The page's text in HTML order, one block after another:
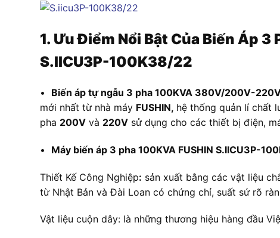
1. Ưu Điểm Nổi Bật Của Biến Áp 3
S.IICU3P-100K38/22
• Biến áp tự ngẫu 3 pha 100KVA 380V/200V-
mới nhất từ nhà máy FUSHIN, hệ thống quản lí chất
pha 200V và 220V sử dụng cho các thiết bị điện,
• Máy biến áp 3 pha 100KVA FUSHIN S.IICU3P-
Thiết Kế Công Nghiệp: sản xuất bằng các vật liệu
từ Nhật Bản và Đài Loan có chứng chỉ, suất sứ rõ
Vật liệu cuộn dây: là những thương hiệu hàng đầu